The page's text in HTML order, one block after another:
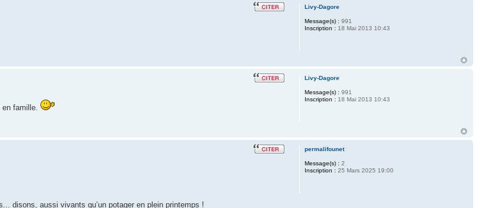
Livy-Dagore
Message(s) : 991
Inscription : 18 Mai 2013 10:43
en famille.
Livy-Dagore
Message(s) : 991
Inscription : 18 Mai 2013 10:43
disons, aussi vivants qu’un potager en plein printemps !
permalifounet
Message(s) : 2
Inscription : 25 Mars 2025 19:00